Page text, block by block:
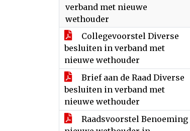
verband met nieuwe
wethouder
Collegevoorstel Diverse
besluiten in verband met
nieuwe wethouder
Brief aan de Raad Diverse
besluiten in verband met
nieuwe wethouder
Raadsvoorstel Benoeming